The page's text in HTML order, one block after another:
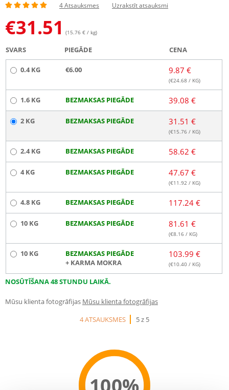
4 Atsauksmes Uzrakstīt atsauksmi
€31.51 (15.76 € / kg)
SVARS PIEGĀDE CENA
0.4 KG €6.00 9.87 €
(€24.68 / KG)
1.6 KG BEZMAKSAS PIEGĀDE 39.08 €
2 KG BEZMAKSAS PIEGĀDE 31.51 €
(€15.76 / KG)
2.4 KG BEZMAKSAS PIEGĀDE 58.62 €
4 KG BEZMAKSAS PIEGĀDE 47.67 €
(€11.92 / KG)
4.8 KG BEZMAKSAS PIEGĀDE 117.24 €
10 KG BEZMAKSAS PIEGĀDE 81.61 €
(€8.16 / KG)
10 KG
BEZMAKSAS PIEGĀDE
+ KARMA MOKRA
103.99 €
(€10.40 / KG)
NOSŪTĪŠANA 48 STUNDU LAIKĀ.
Mūsu klienta fotogrāfijas Mūsu klienta fotogrāfijas
4 ATSAUKSMES
5 z 5